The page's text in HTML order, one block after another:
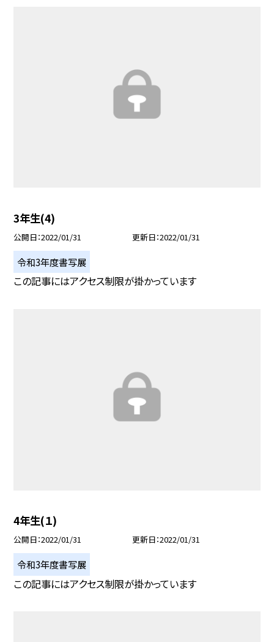
3年生(4)
公開日 2022/01/31 更新日 2022/01/31
令和3年度書写展
この記事にはアクセス制限が掛かっています
4年生(１)
公開日 2022/01/31 更新日 2022/01/31
令和3年度書写展
この記事にはアクセス制限が掛かっています